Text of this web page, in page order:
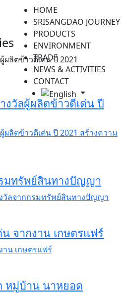
HOME
SRISANGDAO JOURNEY
PRODUCTS
ENVIRONMENT
TRADE
NEWS & ACTIVITIES
CONTACT
ลิตข้าวดีเด่น ปี 2021
งวัลผู้ผลิตข้าวดีเด่น ปี
ลิตข้าวดีเด่น ปี 2021 สร้างความ
มทรัพย์สินทางปัญญา
วัลจากกรมทรัพย์สินทางปัญญา
จากงาน เกษตรแฟร์
าน เกษตรแฟร์
หมู่บ้าน นาหยอด